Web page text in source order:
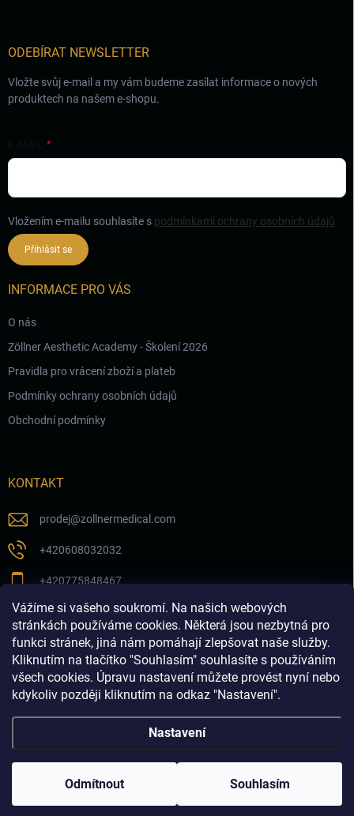
Vážíme si vašeho soukromí. Na našich webových
stránkách používáme cookies. Některá jsou nezbytná pro
funkci stránek, jiná nám pomáhají zlepšovat naše služby.
Kliknutím na tlačítko "Souhlasím" souhlasíte s používáním
všech cookies. Úpravu nastavení můžete provést nyní nebo
kdykoliv později kliknutím na odkaz "Nastavení".
Nastavení
Odmítnout Souhlasím
ODEBÍRAT NEWSLETTER
Vložte svůj e-mail a my vám budeme zasílat informace o nových
produktech na našem e-shopu.
Vložením e-mailu souhlasíte s podmínkami ochrany osobních údajů
Přihlásit se
INFORMACE PRO VÁS
O nás
Zöllner Aesthetic Academy - Školení 2026
Pravidla pro vrácení zboží a plateb
Podmínky ochrany osobních údajů
Obchodní podmínky
KONTAKT
prodej@zollnermedical.com
+420608032032
+420775848467
Sledujte nás na našem FB profilu
zollnermedical_eu
Vytvořil Shoptet
Copyright 2026Produkty pro estetickou medicínu a
dermatologii│dermalnivyplne.cz
. Všechna práva vyhrazena.